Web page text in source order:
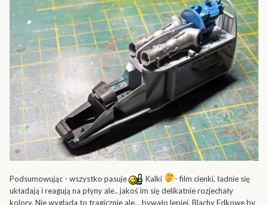
Podsumowując - wszystko pasuje Kalki
- film cienki, ładnie się
układają i reagują na płyny ale.. jakoś im się delikatnie rozjechały
kolory. Nie wygląda to tragicznie ale... bywało lepiej. Blachy Edkowe by